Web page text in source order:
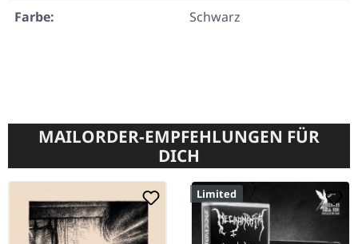
Farbe:
Schwarz
MAILORDER-EMPFEHLUNGEN FÜR
DICH
Limited